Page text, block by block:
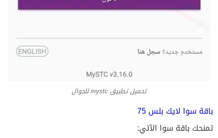
تحميل تطبيق mystc للجوال
باقة سوا لايك بلس 75
تمنحك باقة سوا الآتي: